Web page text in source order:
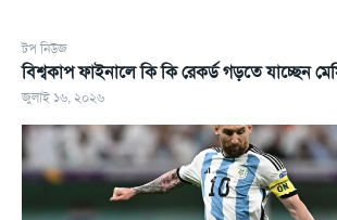
টপ নিউজ
বিশ্বকাপ ফাইনালে কি কি রেকর্ড গড়তে যাচ্ছেন
জুলাই ১৬, ২০২৬